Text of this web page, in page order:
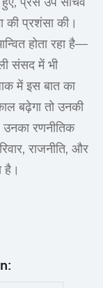
की प्रशंसा की।
होता रहा है—
संसद में भी
में इस बात का
बढ़ेगा तो उनकी
रणनीतिक
राजनीति, और
है।